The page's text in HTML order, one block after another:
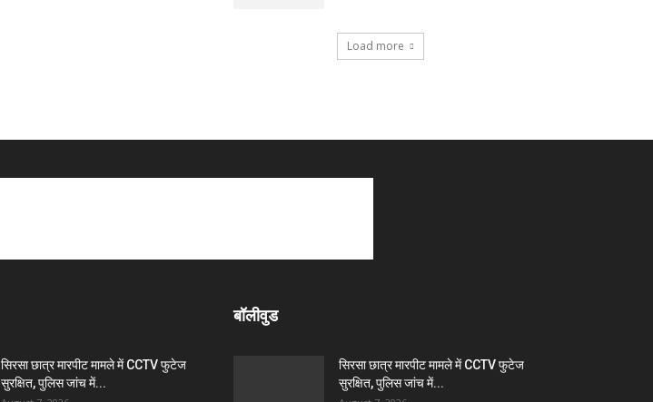
Load more
सिरसा छात्र मारपीट मामले में CCTV फुटेज
सुरक्षित, पुलिस जांच में...
बॉलीवुड
सिरसा छात्र मारपीट मामले में CCTV फुटेज
सुरक्षित, पुलिस जांच में...